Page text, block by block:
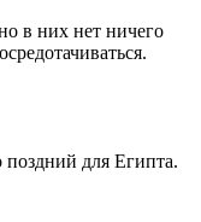
в них нет ничего
поздний для Египта.